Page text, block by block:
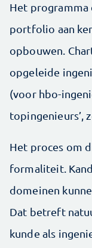
Het
portfolio aan
opbouwen.
opgeleide
(voor hbo-
topingenieurs’,
Het proces om
formaliteit.
domeinen
Dat betreft
kunde als